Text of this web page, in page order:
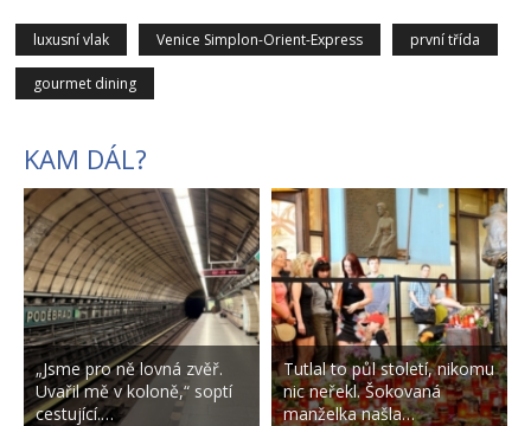
luxusní vlak Venice Simplon-Orient-Express první třída
gourmet dining
KAM DÁL?
„Jsme pro ně lovná zvěř.
Uvařil mě v koloně,“ soptí
cestující.…
Tutlal to půl století, nikomu
nic neřekl. Šokovaná
manželka našla…